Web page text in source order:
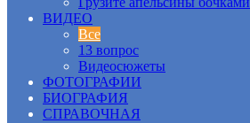
ВИДЕО
Все
13 вопрос
Видеосюжеты
ФОТОГРАФИИ
БИОГРАФИЯ
СПРАВОЧНАЯ